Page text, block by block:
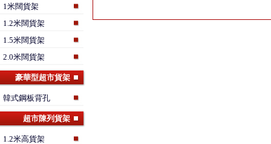
1米闊貨架
1.2米闊貨架
1.5米闊貨架
2.0米闊貨架
豪華型超市貨架
韓式鋼板背孔
超市陳列貨架
1.2米高貨架